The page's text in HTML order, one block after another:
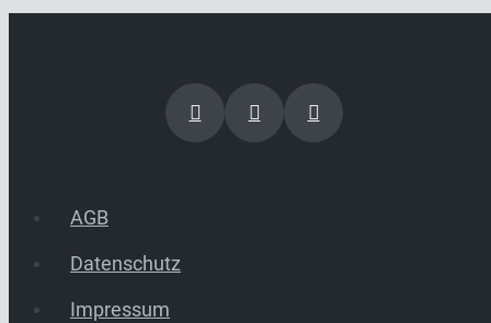
AGB
Datenschutz
Impressum